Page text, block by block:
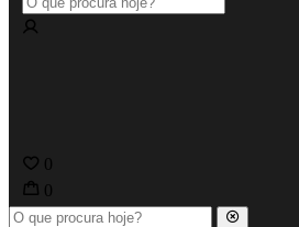
0
0